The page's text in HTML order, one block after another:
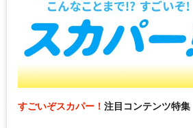
すごいぞスカパー！ 注目コンテンツ特集